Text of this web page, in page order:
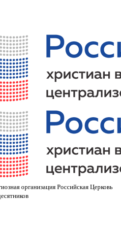
организация Российская Церковь